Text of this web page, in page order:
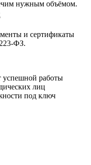
нужным объёмом.
и сертификаты
ФЗ.
успешной работы
лиц
под ключ